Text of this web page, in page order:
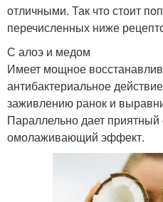
отличными. Так что стоит
перечисленных ниже
С алоэ и медом
Имеет мощное
антибактериальное
заживлению ранок и
Параллельно дает
омолаживающий эффект.